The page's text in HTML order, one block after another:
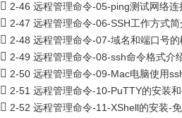
2-46 远程管理命令-05-ping测试网络连
2-47 远程管理命令-06-SSH工作方式简
2-48 远程管理命令-07-域名和端口号的
2-49 远程管理命令-08-ssh命令格式介
2-50 远程管理命令-09-Mac电脑使用
2-51 远程管理命令-10-PuTTY的安装
2-52 远程管理命令-11-XShell的安装-